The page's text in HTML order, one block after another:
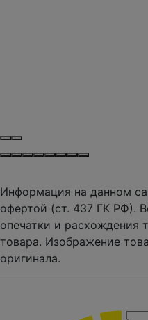
Информация на данном
офертой (ст. 437 ГК РФ).
опечатки и расхождения
товара. Изображение
оригинала.